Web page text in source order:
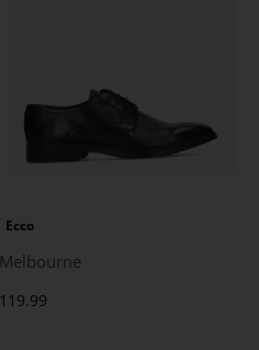
Ecco
Melbourne
119.99